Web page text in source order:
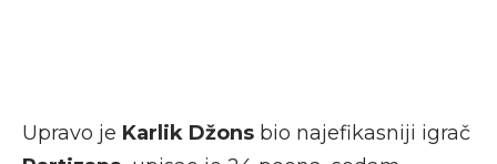
Upravo je Karlik Džons bio najefikasniji igrač